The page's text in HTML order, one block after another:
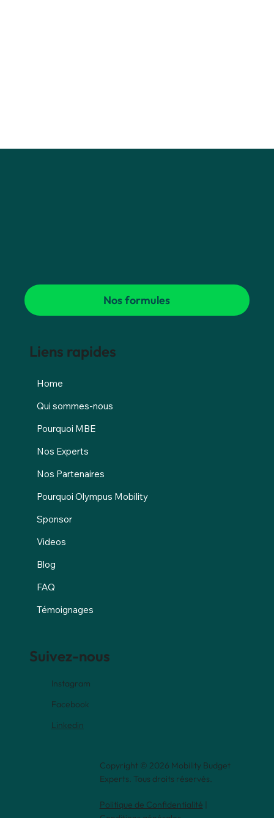
Liens rapides
Home
Qui sommes-nous
Pourquoi MBE
Nos Experts
Nos Partenaires
Pourquoi Olympus Mobility
Sponsor
Videos
Blog
FAQ
Témoignages
Copyright © 2026 Mobility Budget
Experts. Tous droits réservés.
Suivez-nous
Instagram
Facebook
Linkedin
Politique de Confidentialité
Nos formules